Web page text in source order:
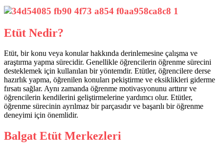
Etüt Nedir?
Etüt, bir konu veya konular hakkında derinlemesine çalışma ve
araştırma yapma sürecidir. Genellikle öğrencilerin öğrenme sürecini
desteklemek için kullanılan bir yöntemdir. Etütler, öğrencilere derse
hazırlık yapma, öğrenilen konuları pekiştirme ve eksiklikleri giderme
fırsatı sağlar. Aynı zamanda öğrenme motivasyonunu arttırır ve
öğrencilerin kendilerini geliştirmelerine yardımcı olur. Etütler,
öğrenme sürecinin ayrılmaz bir parçasıdır ve başarılı bir öğrenme
deneyimi için önemlidir.
Balgat Etüt Merkezleri